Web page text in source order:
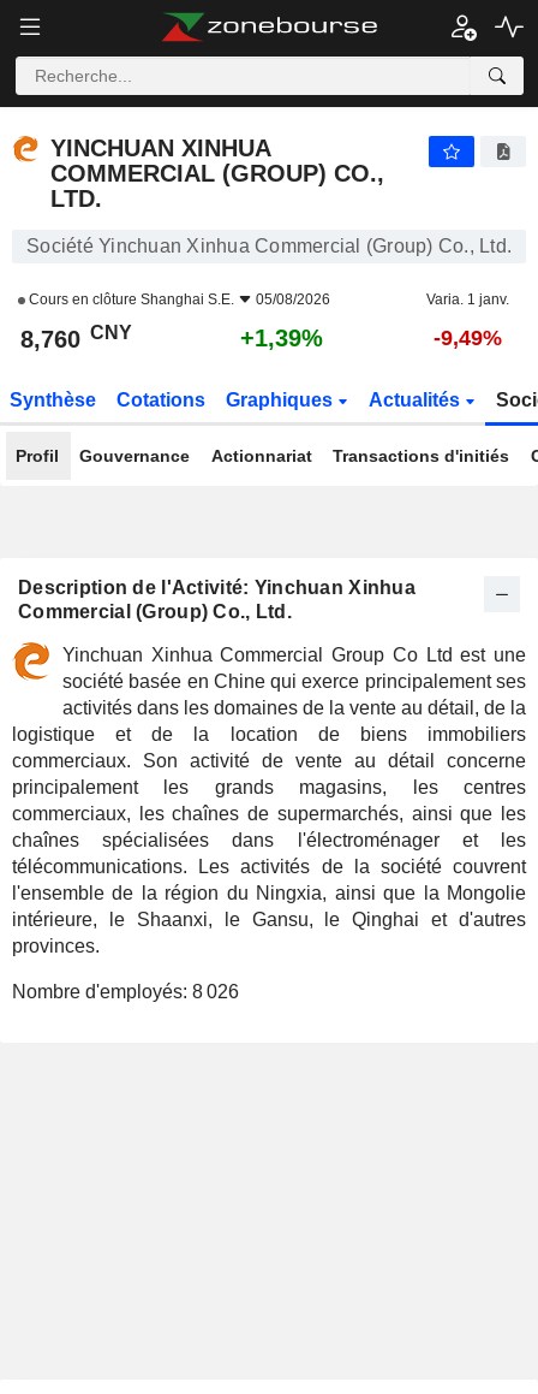
YINCHUAN XINHUA
COMMERCIAL (GROUP) CO.,
LTD.
Société Yinchuan Xinhua Commercial (Group) Co., Ltd.
Cours en clôture Shanghai S.E. 05/08/2026 Varia. 1 janv.
8,760 CNY +1,39% -9,49%
Synthèse Cotations Graphiques Actualités
Profil Gouvernance Actionnariat Transactions d'initiés
Description de l'Activité: Yinchuan Xinhua
Commercial (Group) Co., Ltd.
Yinchuan Xinhua Commercial Group Co Ltd est une
société basée en Chine qui exerce principalement ses
activités dans les domaines de la vente au détail, de la
logistique et de la location de biens immobiliers
commerciaux. Son activité de vente au détail concerne
principalement les grands magasins, les centres
commerciaux, les chaînes de supermarchés, ainsi que les
chaînes spécialisées dans l'électroménager et les
télécommunications. Les activités de la société couvrent
l'ensemble de la région du Ningxia, ainsi que la Mongolie
intérieure, le Shaanxi, le Gansu, le Qinghai et d'autres
provinces.
Nombre d'employés: 8 026